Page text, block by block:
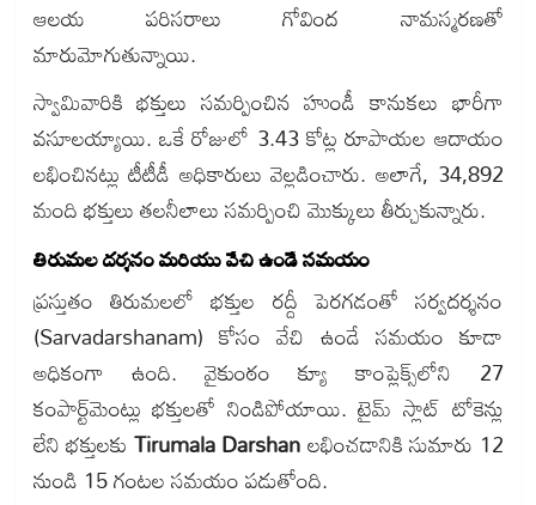
ఆలయ పరిసరాలు గోవింద నామస్మరణతో
మారుమోగుతున్నాయి.
స్వామివారికి భక్తులు సమర్పించిన హుండీ కానుకలు భారీగా
వసూలయ్యాయి. ఒకే రోజులో 3.43 కోట్ల రూపాయల ఆదాయం
లభించినట్లు టీటీడీ అధికారులు వెల్లడించారు. అలాగే, 34,892
మంది భక్తులు తలనీలాలు సమర్పించి మొక్కులు తీర్చుకున్నారు.
తిరుమల దర్శనం మరియు వేచి ఉండే సమయం
ప్రస్తుతం తిరుమలలో భక్తుల రద్దీ పెరగడంతో సర్వదర్శనం
(Sarvadarshanam) కోసం వేచి ఉండే సమయం కూడా
అధికంగా ఉంది. వైకుంఠం క్యూ కాంప్లెక్స్‌లోని 27
కంపార్ట్‌మెంట్లు భక్తులతో నిండిపోయాయి. టైమ్ స్లాట్ టోకెన్లు
లేని భక్తులకుTirumala Darshanలభించడానికి సుమారు 12
నుండి 15 గంటల సమయం పడుతోంది.